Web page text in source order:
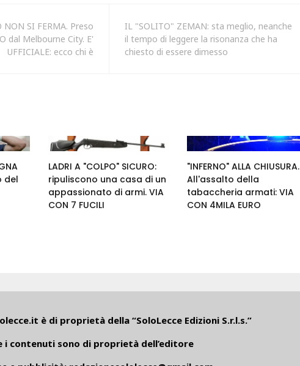
NON SI FERMA. Preso
dal Melbourne City. E'
UFFICIALE: ecco chi è
IL "SOLITO" ZEMAN: sta meglio, neanche
il tempo di leggere la risonanza che ha
chiesto di essere dimesso
del
LADRI A "COLPO" SICURO:
ripuliscono una casa di un
appassionato di armi. VIA
CON 7 FUCILI
"INFERNO" ALLA CHIUSURA.
All'assalto della
tabaccheria armati: VIA
CON 4MILA EURO
è di proprietà della “SoloLecce Edizioni S.r.l.s.”
i contenuti sono di proprietà dell’editore